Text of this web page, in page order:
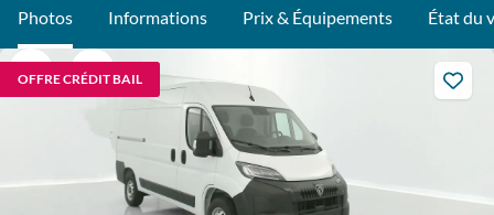
Photos Informations Prix & Équipements État du
OFFRE CRÉDIT BAIL